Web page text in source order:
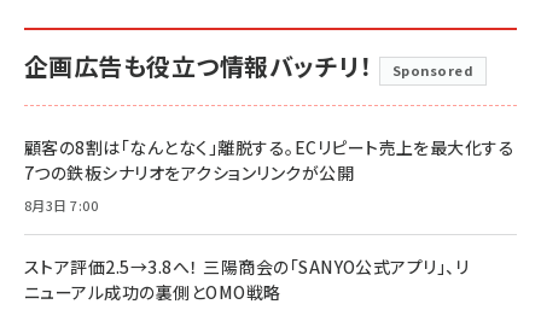
企画広告も役立つ情報バッチリ！ Sponsored
顧客の8割は「なんとなく」離脱する。ECリピート売上を最大化する
7つの鉄板シナリオをアクションリンクが公開
8月3日 7:00
ストア評価2.5→3.8へ！ 三陽商会の「SANYO公式アプリ」、リ
ニューアル成功の裏側とOMO戦略